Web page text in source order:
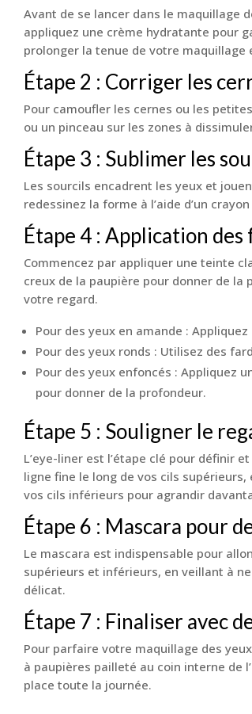
Avant de se lancer dans le maquillage
appliquez une crème hydratante pour
prolonger la tenue de votre maquillage
Étape 2 : Corriger les
Pour camoufler les cernes ou les
ou un pinceau sur les zones à
Étape 3 : Sublimer les
Les sourcils encadrent les yeux et
redessinez la forme à l’aide d’un
Étape 4 : Application des
Commencez par appliquer une teinte
creux de la paupière pour donner de
votre regard.
Pour des yeux en amande :
Pour des yeux ronds : Utilisez des
Pour des yeux enfoncés : Appliquez
pour donner de la profondeur.
Étape 5 : Souligner le
L’eye-liner est l’étape clé pour définir
ligne fine le long de vos cils
vos cils inférieurs pour agrandir
Étape 6 : Mascara pour
Le mascara est indispensable pour
supérieurs et inférieurs, en veillant à
délicat.
Étape 7 : Finaliser avec
Pour parfaire votre maquillage des
à paupières pailleté au coin interne de
place toute la journée.